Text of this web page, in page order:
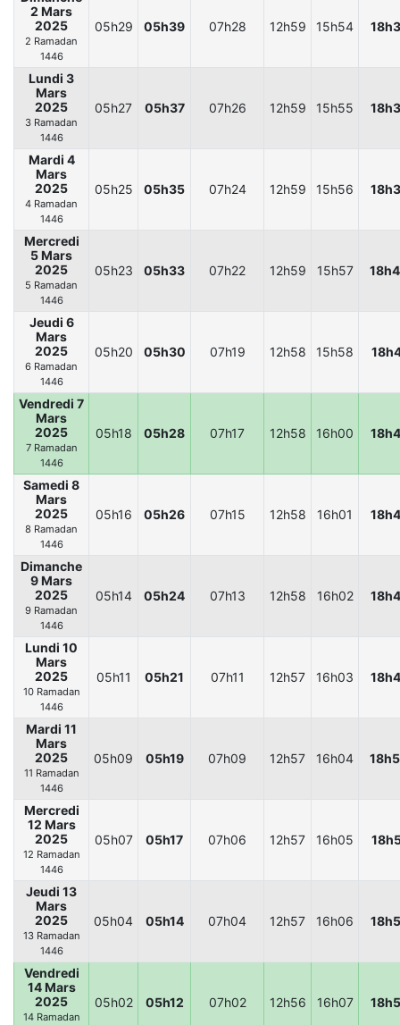
2 Mars
2025
2 Ramadan
1446
05h29 05h39 07h28 12h59 15h54
Lundi 3
Mars
2025
3 Ramadan
1446
05h27 05h37 07h26 12h59 15h55
Mardi 4
Mars
2025
4 Ramadan
1446
05h25 05h35 07h24 12h59 15h56
Mercredi
5 Mars
2025
5 Ramadan
1446
05h23 05h33 07h22 12h59 15h57
Jeudi 6
Mars
2025
6 Ramadan
1446
05h20 05h30 07h19 12h58 15h58
Vendredi 7
Mars
2025
7 Ramadan
1446
05h18 05h28 07h17 12h58 16h00
Samedi 8
Mars
2025
8 Ramadan
1446
05h16 05h26 07h15 12h58 16h01
Dimanche
9 Mars
2025
9 Ramadan
1446
05h14 05h24 07h13 12h58 16h02
Lundi 10
Mars
2025
10 Ramadan
1446
05h11 05h21 07h11 12h57 16h03
Mardi 11
Mars
2025
11 Ramadan
1446
05h09 05h19 07h09 12h57 16h04
Mercredi
12 Mars
2025
12 Ramadan
1446
05h07 05h17 07h06 12h57 16h05
Jeudi 13
Mars
2025
13 Ramadan
1446
05h04 05h14 07h04 12h57 16h06
Vendredi
14 Mars
2025
14 Ramadan
05h02 05h12 07h02 12h56 16h07